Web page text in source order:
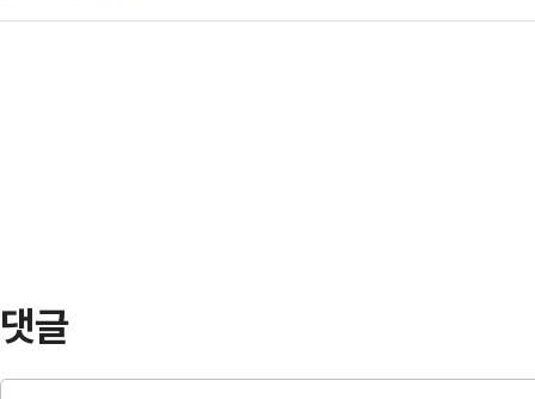
서 지켜보시듯 …
한 결정문에서 배 의원과 관련한 총
내려놓으시고 소중한 분들과 함께
댓글